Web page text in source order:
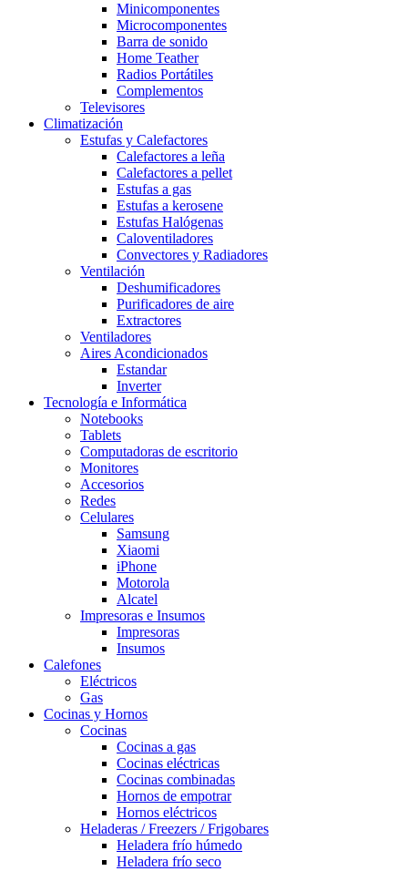
Minicomponentes
Microcomponentes
Barra de sonido
Home Teather
Radios Portátiles
Complementos
Televisores
Climatización
Estufas y Calefactores
Calefactores a leña
Calefactores a pellet
Estufas a gas
Estufas a kerosene
Estufas Halógenas
Caloventiladores
Convectores y Radiadores
Ventilación
Deshumificadores
Purificadores de aire
Extractores
Ventiladores
Aires Acondicionados
Estandar
Inverter
Tecnología e Informática
Notebooks
Tablets
Computadoras de escritorio
Monitores
Accesorios
Redes
Celulares
Samsung
Xiaomi
iPhone
Motorola
Alcatel
Impresoras e Insumos
Impresoras
Insumos
Calefones
Eléctricos
Gas
Cocinas y Hornos
Cocinas
Cocinas a gas
Cocinas eléctricas
Cocinas combinadas
Hornos de empotrar
Hornos eléctricos
Heladeras / Freezers / Frigobares
Heladera frío húmedo
Heladera frío seco